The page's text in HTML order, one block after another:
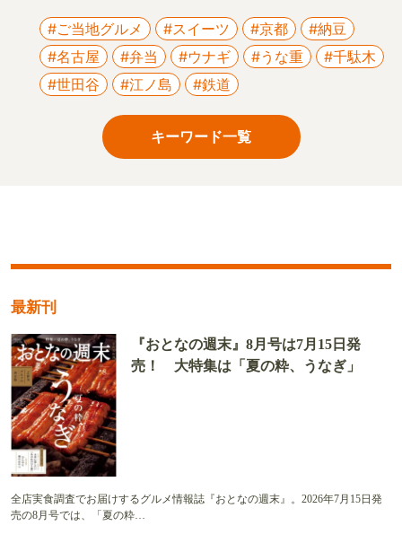
#ご当地グルメ #スイーツ #京都
#納豆
#名古屋
#弁当 #ウナギ #うな重
#千駄木
#世田谷
#江ノ島 #鉄道
キーワード一覧
最新刊
『おとなの週末』8月号は7月15日発
売！ 大特集は「夏の粋、うなぎ」
全店実食調査でお届けするグルメ情報誌『おとなの週末』。2026年7月15日発
売の8月号では、「夏の粋…